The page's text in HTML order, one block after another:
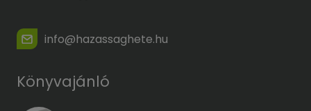
info@hazassaghete.hu
Könyvajánló